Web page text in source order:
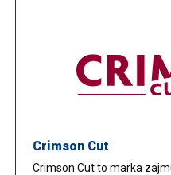
Crimson Cut
Crimson Cut to marka